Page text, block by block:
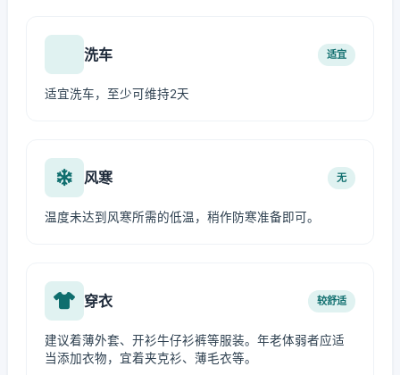
洗车 适宜
适宜洗车，至少可维持2天
风寒 无
温度未达到风寒所需的低温，稍作防寒准备即可。
穿衣 较舒适
建议着薄外套、开衫牛仔衫裤等服装。年老体弱者应适
当添加衣物，宜着夹克衫、薄毛衣等。